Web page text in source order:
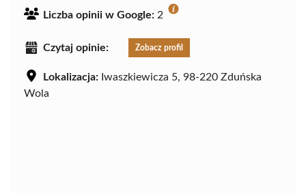
Liczba opinii w Google: 2
Czytaj opinie: Zobacz profil
Lokalizacja: Iwaszkiewicza 5, 98-220 Zduńska
Wola